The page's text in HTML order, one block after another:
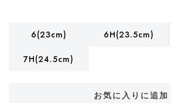
6(23cm) 6H(23.5cm)
7H(24.5cm)
お気に入りに追加